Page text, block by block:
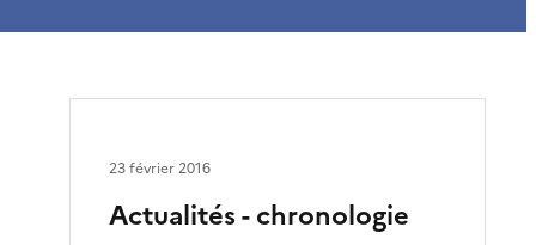
Actualités - chronologie
23 février 2016